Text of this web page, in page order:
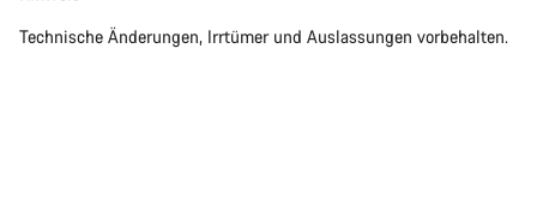
Technische Änderungen, Irrtümer und Auslassungen vorbehalten.